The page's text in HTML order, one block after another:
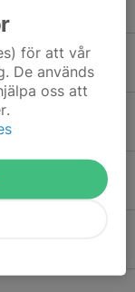
30/6!
för att vår
De används
oss att